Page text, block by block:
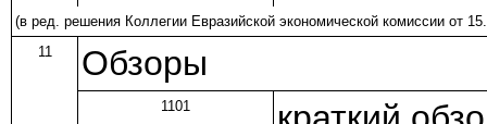
(в ред. решенияКоллегии Евразийской экономической комиссии от
11
Обзоры
1101